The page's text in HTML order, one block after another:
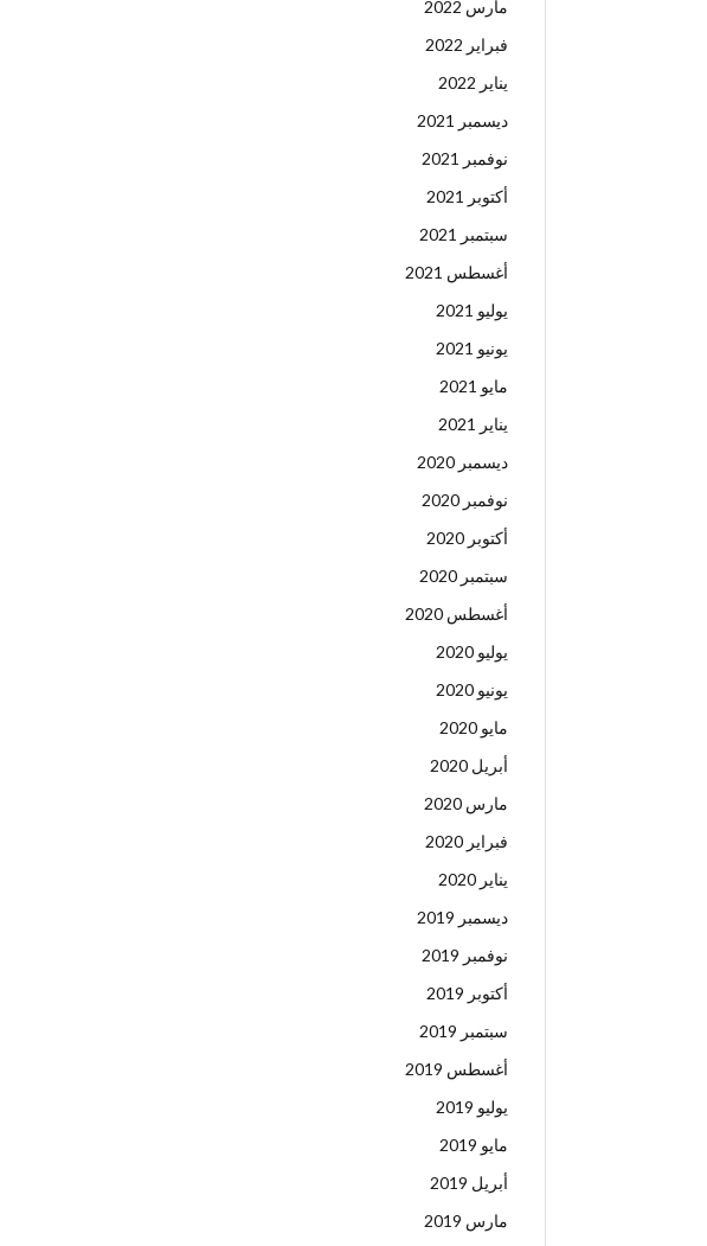
مارس 2022
فبراير 2022
يناير 2022
ديسمبر 2021
نوفمبر 2021
أكتوبر 2021
سبتمبر 2021
أغسطس 2021
يوليو 2021
يونيو 2021
مايو 2021
يناير 2021
ديسمبر 2020
نوفمبر 2020
أكتوبر 2020
سبتمبر 2020
أغسطس 2020
يوليو 2020
يونيو 2020
مايو 2020
أبريل 2020
مارس 2020
فبراير 2020
يناير 2020
ديسمبر 2019
نوفمبر 2019
أكتوبر 2019
سبتمبر 2019
أغسطس 2019
يوليو 2019
مايو 2019
أبريل 2019
مارس 2019